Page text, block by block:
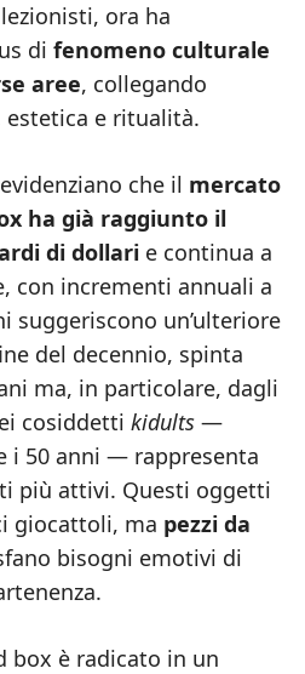
ora ha
di fenomeno culturale
aree, collegando
e ritualità.
che il mercato
ha già raggiunto il
di dollari e continua a
con incrementi annuali a
suggeriscono un’ulteriore
del decennio, spinta
ma, in particolare, dagli
cosiddetti kidults —
i 50 anni — rappresenta
più attivi. Questi oggetti
giocattoli, ma pezzi da
bisogni emotivi di
box è radicato in un